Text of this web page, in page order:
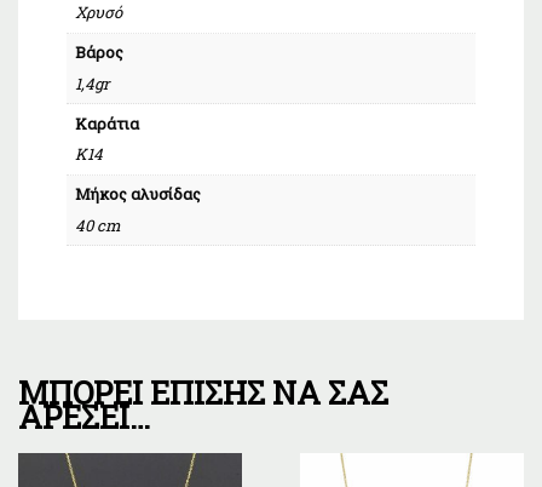
Χρυσό
Βάρος
1,4gr
Καράτια
Κ14
Μήκος αλυσίδας
40 cm
ΜΠΟΡΕΊ ΕΠΊΣΗΣ ΝΑ ΣΑΣ
ΑΡΈΣΕΙ…